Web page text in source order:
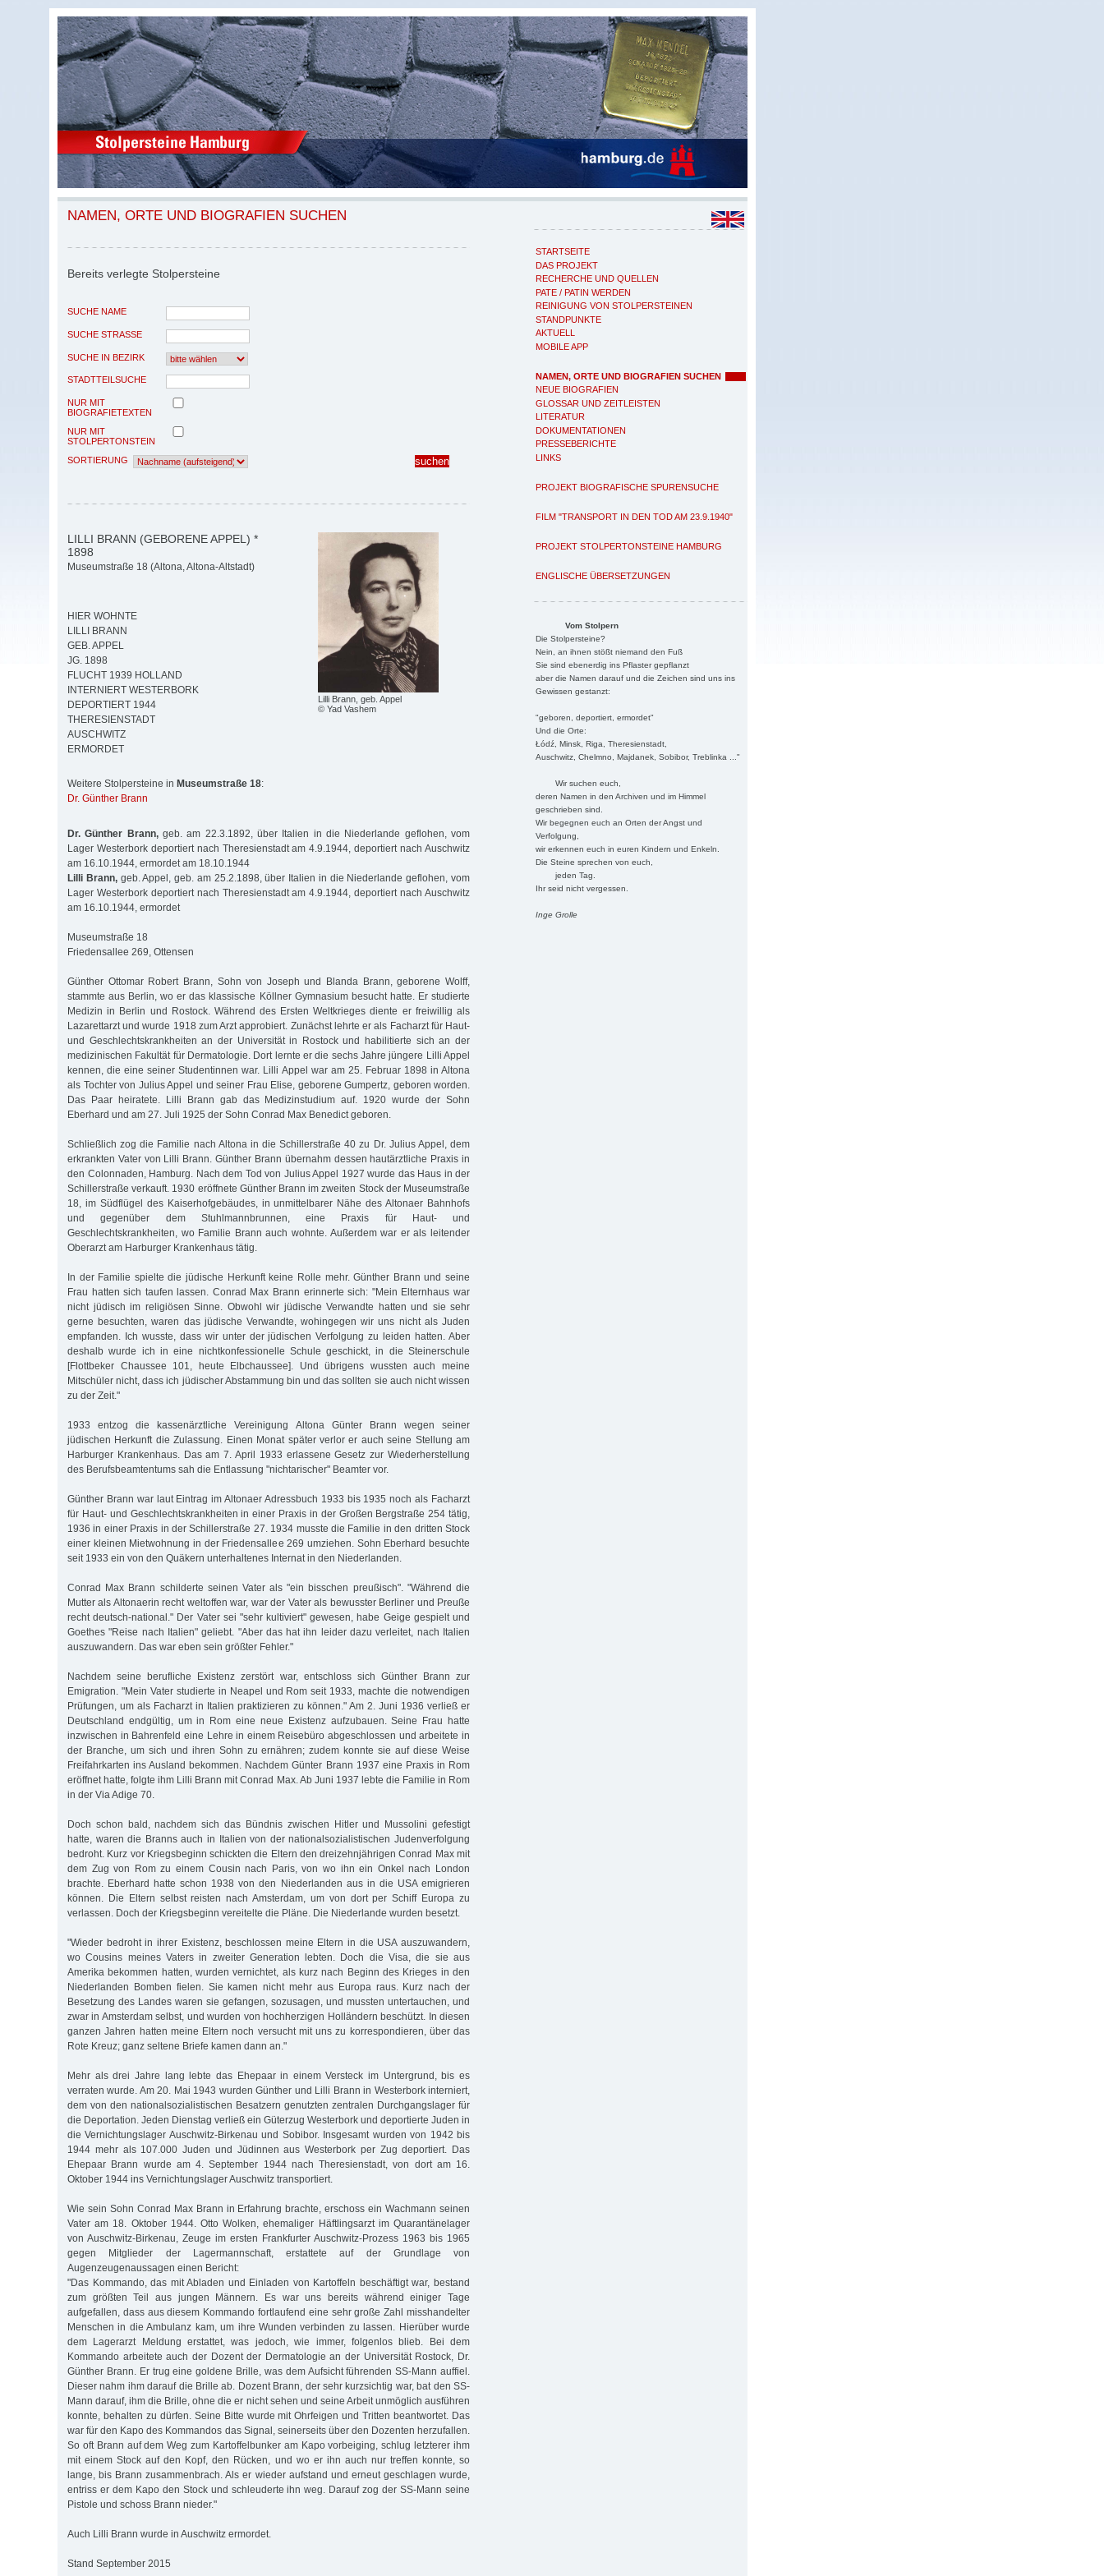
STARTSEITE
DAS PROJEKT
RECHERCHE UND QUELLEN
PATE / PATIN WERDEN
REINIGUNG VON STOLPERSTEINEN
STANDPUNKTE
AKTUELL
MOBILE APP
NAMEN, ORTE UND BIOGRAFIEN SUCHEN
NEUE BIOGRAFIEN
GLOSSAR UND ZEITLEISTEN
LITERATUR
DOKUMENTATIONEN
PRESSEBERICHTE
LINKS
PROJEKT BIOGRAFISCHE SPURENSUCHE
FILM "TRANSPORT IN DEN TOD AM 23.9.1940"
PROJEKT STOLPERTONSTEINE HAMBURG
ENGLISCHE ÜBERSETZUNGEN
Vom Stolpern
Die Stolpersteine?
Nein, an ihnen stößt niemand den Fuß
Sie sind ebenerdig ins Pflaster gepflanzt
aber die Namen darauf und die Zeichen sind uns ins
Gewissen gestanzt:
"geboren, deportiert, ermordet"
Und die Orte:
Łódź, Minsk, Riga, Theresienstadt,
Auschwitz, Chelmno, Majdanek, Sobibor, Treblinka ..."
Wir suchen euch,
deren Namen in den Archiven und im Himmel
geschrieben sind.
Wir begegnen euch an Orten der Angst und
Verfolgung,
wir erkennen euch in euren Kindern und Enkeln.
Die Steine sprechen von euch,
jeden Tag.
Ihr seid nicht vergessen.
Inge Grolle
NAMEN, ORTE UND BIOGRAFIEN SUCHEN
Bereits verlegte Stolpersteine
SUCHE NAME
SUCHE STRASSE
SUCHE IN BEZIRK
STADTTEILSUCHE
NUR MIT
BIOGRAFIETEXTEN
NUR MIT
STOLPERTONSTEIN
SORTIERUNG
Lilli Brann, geb. Appel
© Yad Vashem
LILLI BRANN (GEBORENE APPEL) *
1898
Museumstraße 18 (Altona, Altona-Altstadt)
HIER WOHNTE
LILLI BRANN
GEB. APPEL
JG. 1898
FLUCHT 1939 HOLLAND
INTERNIERT WESTERBORK
DEPORTIERT 1944
THERESIENSTADT
AUSCHWITZ
ERMORDET
Weitere Stolpersteine in Museumstraße 18:
Dr. Günther Brann
Dr. Günther Brann,geb. am 22.3.1892, über Italien in die Niederlande geflohen, vom
Lager Westerbork deportiert nach Theresienstadt am 4.9.1944, deportiert nach Auschwitz
am 16.10.1944, ermordet am 18.10.1944
Lilli Brann,geb. Appel, geb. am 25.2.1898, über Italien in die Niederlande geflohen, vom
Lager Westerbork deportiert nach Theresienstadt am 4.9.1944, deportiert nach Auschwitz
am 16.10.1944, ermordet
Museumstraße 18
Friedensallee 269, Ottensen
Günther Ottomar Robert Brann, Sohn von Joseph und Blanda Brann, geborene Wolff,
stammte aus Berlin, wo er das klassische Köllner Gymnasium besucht hatte. Er studierte
Medizin in Berlin und Rostock. Während des Ersten Weltkrieges diente er freiwillig als
Lazarettarzt und wurde 1918 zum Arzt approbiert. Zunächst lehrte er als Facharzt für Haut-
und Geschlechtskrankheiten an der Universität in Rostock und habilitierte sich an der
medizinischen Fakultät für Dermatologie. Dort lernte er die sechs Jahre jüngere Lilli Appel
kennen, die eine seiner Studentinnen war. Lilli Appel war am 25. Februar 1898 in Altona
als Tochter von Julius Appel und seiner Frau Elise, geborene Gumpertz, geboren worden.
Das Paar heiratete. Lilli Brann gab das Medizinstudium auf. 1920 wurde der Sohn
Eberhard und am 27. Juli 1925 der Sohn Conrad Max Benedict geboren.
Schließlich zog die Familie nach Altona in die Schillerstraße 40 zu Dr. Julius Appel, dem
erkrankten Vater von Lilli Brann. Günther Brann übernahm dessen hautärztliche Praxis in
den Colonnaden, Hamburg. Nach dem Tod von Julius Appel 1927 wurde das Haus in der
Schillerstraße verkauft. 1930 eröffnete Günther Brann im zweiten Stock der Museumstraße
18, im Südflügel des Kaiserhofgebäudes, in unmittelbarer Nähe des Altonaer Bahnhofs
und gegenüber dem Stuhlmannbrunnen, eine Praxis für Haut- und
Geschlechtskrankheiten, wo Familie Brann auch wohnte. Außerdem war er als leitender
Oberarzt am Harburger Krankenhaus tätig.
In der Familie spielte die jüdische Herkunft keine Rolle mehr. Günther Brann und seine
Frau hatten sich taufen lassen. Conrad Max Brann erinnerte sich: "Mein Elternhaus war
nicht jüdisch im religiösen Sinne. Obwohl wir jüdische Verwandte hatten und sie sehr
gerne besuchten, waren das jüdische Verwandte, wohingegen wir uns nicht als Juden
empfanden. Ich wusste, dass wir unter der jüdischen Verfolgung zu leiden hatten. Aber
deshalb wurde ich in eine nichtkonfessionelle Schule geschickt, in die Steinerschule
[Flottbeker Chaussee 101, heute Elbchaussee]. Und übrigens wussten auch meine
Mitschüler nicht, dass ich jüdischer Abstammung bin und das sollten sie auch nicht wissen
zu der Zeit."
1933 entzog die kassenärztliche Vereinigung Altona Günter Brann wegen seiner
jüdischen Herkunft die Zulassung. Einen Monat später verlor er auch seine Stellung am
Harburger Krankenhaus. Das am 7. April 1933 erlassene Gesetz zur Wiederherstellung
des Berufsbeamtentums sah die Entlassung "nichtarischer" Beamter vor.
Günther Brann war laut Eintrag im Altonaer Adressbuch 1933 bis 1935 noch als Facharzt
für Haut- und Geschlechtskrankheiten in einer Praxis in der Großen Bergstraße 254 tätig,
1936 in einer Praxis in der Schillerstraße 27. 1934 musste die Familie in den dritten Stock
einer kleinen Mietwohnung in der Friedensallee 269 umziehen. Sohn Eberhard besuchte
seit 1933 ein von den Quäkern unterhaltenes Internat in den Niederlanden.
Conrad Max Brann schilderte seinen Vater als "ein bisschen preußisch". "Während die
Mutter als Altonaerin recht weltoffen war, war der Vater als bewusster Berliner und Preuße
recht deutsch-national." Der Vater sei "sehr kultiviert" gewesen, habe Geige gespielt und
Goethes "Reise nach Italien" geliebt. "Aber das hat ihn leider dazu verleitet, nach Italien
auszuwandern. Das war eben sein größter Fehler."
Nachdem seine berufliche Existenz zerstört war, entschloss sich Günther Brann zur
Emigration. "Mein Vater studierte in Neapel und Rom seit 1933, machte die notwendigen
Prüfungen, um als Facharzt in Italien praktizieren zu können." Am 2. Juni 1936 verließ er
Deutschland endgültig, um in Rom eine neue Existenz aufzubauen. Seine Frau hatte
inzwischen in Bahrenfeld eine Lehre in einem Reisebüro abgeschlossen und arbeitete in
der Branche, um sich und ihren Sohn zu ernähren; zudem konnte sie auf diese Weise
Freifahrkarten ins Ausland bekommen. Nachdem Günter Brann 1937 eine Praxis in Rom
eröffnet hatte, folgte ihm Lilli Brann mit Conrad Max. Ab Juni 1937 lebte die Familie in Rom
in der Via Adige 70.
Doch schon bald, nachdem sich das Bündnis zwischen Hitler und Mussolini gefestigt
hatte, waren die Branns auch in Italien von der nationalsozialistischen Judenverfolgung
bedroht. Kurz vor Kriegsbeginn schickten die Eltern den dreizehnjährigen Conrad Max mit
dem Zug von Rom zu einem Cousin nach Paris, von wo ihn ein Onkel nach London
brachte. Eberhard hatte schon 1938 von den Niederlanden aus in die USA emigrieren
können. Die Eltern selbst reisten nach Amsterdam, um von dort per Schiff Europa zu
verlassen. Doch der Kriegsbeginn vereitelte die Pläne. Die Niederlande wurden besetzt.
"Wieder bedroht in ihrer Existenz, beschlossen meine Eltern in die USA auszuwandern,
wo Cousins meines Vaters in zweiter Generation lebten. Doch die Visa, die sie aus
Amerika bekommen hatten, wurden vernichtet, als kurz nach Beginn des Krieges in den
Niederlanden Bomben fielen. Sie kamen nicht mehr aus Europa raus. Kurz nach der
Besetzung des Landes waren sie gefangen, sozusagen, und mussten untertauchen, und
zwar in Amsterdam selbst, und wurden von hochherzigen Holländern beschützt. In diesen
ganzen Jahren hatten meine Eltern noch versucht mit uns zu korrespondieren, über das
Rote Kreuz; ganz seltene Briefe kamen dann an."
Mehr als drei Jahre lang lebte das Ehepaar in einem Versteck im Untergrund, bis es
verraten wurde. Am 20. Mai 1943 wurden Günther und Lilli Brann in Westerbork interniert,
dem von den nationalsozialistischen Besatzern genutzten zentralen Durchgangslager für
die Deportation. Jeden Dienstag verließ ein Güterzug Westerbork und deportierte Juden in
die Vernichtungslager Auschwitz-Birkenau und Sobibor. Insgesamt wurden von 1942 bis
1944 mehr als 107.000 Juden und Jüdinnen aus Westerbork per Zug deportiert. Das
Ehepaar Brann wurde am 4. September 1944 nach Theresienstadt, von dort am 16.
Oktober 1944 ins Vernichtungslager Auschwitz transportiert.
Wie sein Sohn Conrad Max Brann in Erfahrung brachte, erschoss ein Wachmann seinen
Vater am 18. Oktober 1944. Otto Wolken, ehemaliger Häftlingsarzt im Quarantänelager
von Auschwitz-Birkenau, Zeuge im ersten Frankfurter Auschwitz-Prozess 1963 bis 1965
gegen Mitglieder der Lagermannschaft, erstattete auf der Grundlage von
Augenzeugenaussagen einen Bericht:
"Das Kommando, das mit Abladen und Einladen von Kartoffeln beschäftigt war, bestand
zum größten Teil aus jungen Männern. Es war uns bereits während einiger Tage
aufgefallen, dass aus diesem Kommando fortlaufend eine sehr große Zahl misshandelter
Menschen in die Ambulanz kam, um ihre Wunden verbinden zu lassen. Hierüber wurde
dem Lagerarzt Meldung erstattet, was jedoch, wie immer, folgenlos blieb. Bei dem
Kommando arbeitete auch der Dozent der Dermatologie an der Universität Rostock, Dr.
Günther Brann. Er trug eine goldene Brille, was dem Aufsicht führenden SS-Mann auffiel.
Dieser nahm ihm darauf die Brille ab. Dozent Brann, der sehr kurzsichtig war, bat den SS-
Mann darauf, ihm die Brille, ohne die er nicht sehen und seine Arbeit unmöglich ausführen
konnte, behalten zu dürfen. Seine Bitte wurde mit Ohrfeigen und Tritten beantwortet. Das
war für den Kapo des Kommandos das Signal, seinerseits über den Dozenten herzufallen.
So oft Brann auf dem Weg zum Kartoffelbunker am Kapo vorbeiging, schlug letzterer ihm
mit einem Stock auf den Kopf, den Rücken, und wo er ihn auch nur treffen konnte, so
lange, bis Brann zusammenbrach. Als er wieder aufstand und erneut geschlagen wurde,
entriss er dem Kapo den Stock und schleuderte ihn weg. Darauf zog der SS-Mann seine
Pistole und schoss Brann nieder."
Auch Lilli Brann wurde in Auschwitz ermordet.
Stand September 2015